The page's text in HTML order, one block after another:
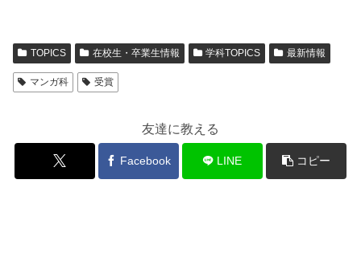
TOPICS 在校生・卒業生情報 学科TOPICS 最新情報
マンガ科 受賞
友達に教える
Facebook LINE コピー